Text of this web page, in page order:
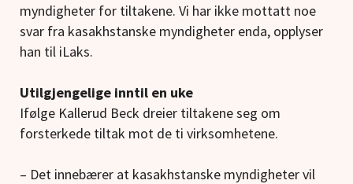
myndigheter for tiltakene. Vi har ikke mottatt noe
svar fra kasakhstanske myndigheter enda, opplyser
han til iLaks.
Utilgjengelige inntil en uke
Ifølge Kallerud Beck dreier tiltakene seg om
forsterkede tiltak mot de ti virksomhetene.
– Det innebærer at kasakhstanske myndigheter vil